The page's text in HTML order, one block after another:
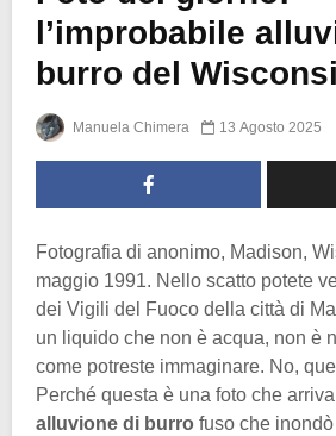
l’improbabile
burro del
Manuela Chimera 13 Agosto 2025
Fotografia di anonimo, Madison,
maggio 1991. Nello scatto potete
dei Vigili del Fuoco della città di
un liquido che non è acqua, non è
come potreste immaginare. No,
Perché questa è una foto che
alluvione di burro fuso che